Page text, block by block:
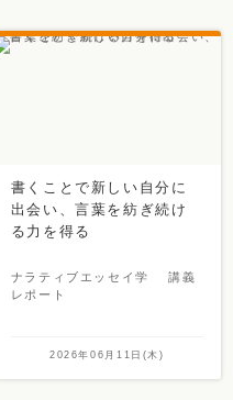
書くことで新しい自分に
出会い、言葉を紡ぎ続け
る力を得る
ナラティブエッセイ学 講義
レポート
2026年06月11日(木)